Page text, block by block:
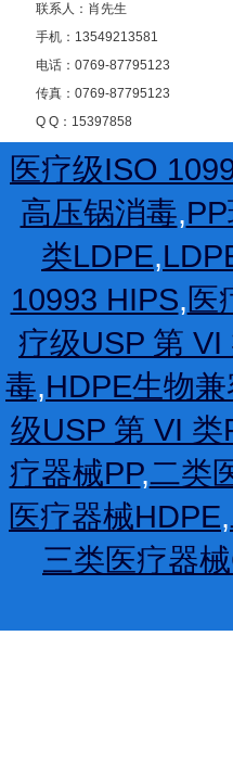
联系人：肖先生
手机：13549213581
电话：0769-87795123
传真：0769-87795123
Q Q：15397858
医疗级ISO
高压锅消毒,
类LDPE,
10993 HIPS,医
疗级USP 第 VI
毒,HDPE生物
级USP 第 VI 类
疗器械PP,二类
医疗器械HDPE,
三类医疗器